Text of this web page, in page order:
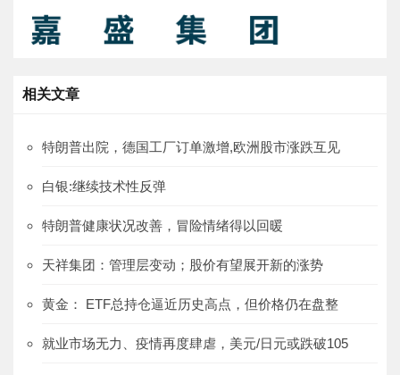
相关文章
特朗普出院，德国工厂订单激增,欧洲股市涨跌互见
白银:继续技术性反弹
特朗普健康状况改善，冒险情绪得以回暖
天祥集团：管理层变动；股价有望展开新的涨势
黄金： ETF总持仓逼近历史高点，但价格仍在盘整
就业市场无力、疫情再度肆虐，美元/日元或跌破105